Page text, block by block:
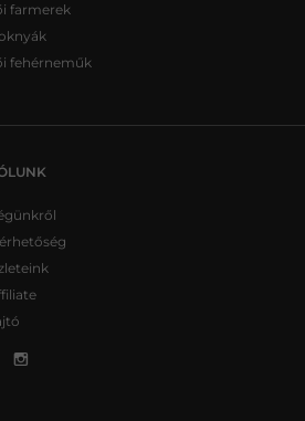
farmerek
fehérneműk